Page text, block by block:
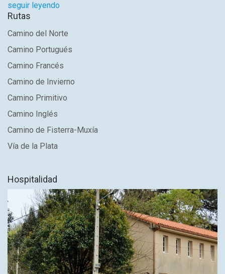
seguir leyendo
Rutas
Camino del Norte
Camino Portugués
Camino Francés
Camino de Invierno
Camino Primitivo
Camino Inglés
Camino de Fisterra-Muxía
Vía de la Plata
Hospitalidad